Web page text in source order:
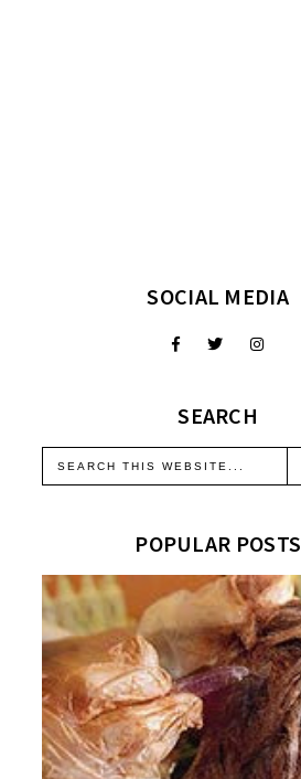
SOCIAL MEDIA
SEARCH
POPULAR POSTS